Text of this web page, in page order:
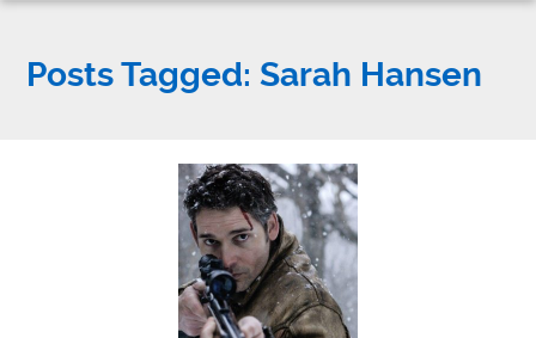
Posts Tagged: Sarah Hansen